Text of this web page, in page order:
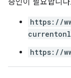
https://
https://